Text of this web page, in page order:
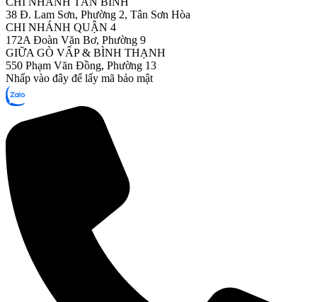
38 Đ. Lam Sơn, Phường 2, Tân Sơn Hòa
CHI NHÁNH QUẬN 4
172A Đoàn Văn Bơ, Phường 9
GIỮA GÒ VẤP & BÌNH THẠNH
550 Phạm Văn Đồng, Phường 13
Nhấp vào đây để lấy mã bảo mật